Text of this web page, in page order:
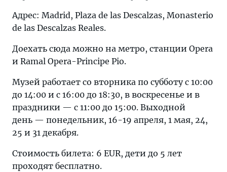
Адрес: Madrid, Plaza de las Descalzas, Monasterio
de las Descalzas Reales.
Доехать сюда можно на метро, станции Opera
и Ramal Opera-Principe Pio.
Музей работает со вторника по субботу с 10:00
до 14:00 и с 16:00 дo 18:30, в воскресенье и в
праздники — с 11:00 дo 15:00. Выходной
день — понедельник, 16-19 апреля, 1 мая, 24,
25 и 31 декабря.
Стоимость билета: 6 EUR, дети до 5 лет
проходят бесплатно.